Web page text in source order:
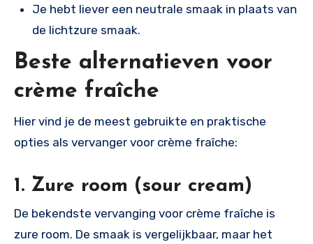
Je hebt liever een neutrale smaak in plaats van
de lichtzure smaak.
Beste alternatieven voor
crème fraîche
Hier vind je de meest gebruikte en praktische
opties als vervanger voor crème fraîche:
1. Zure room (sour cream)
De bekendste vervanging voor crème fraîche is
zure room. De smaak is vergelijkbaar, maar het